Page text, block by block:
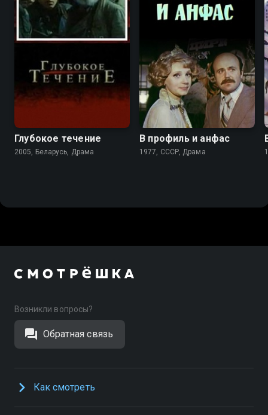
Глубокое течение
2005, Беларусь, Драма
6.6
В профиль и анфас
1977, СССР, Драма
Возникли вопросы?
Обратная связь
Как смотреть